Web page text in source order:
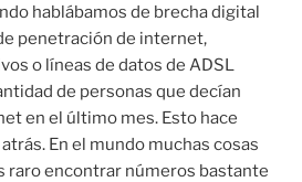
hablábamos de brecha digital
penetración de internet,
o líneas de datos de ADSL
de personas que decían
en el último mes. Esto hace
En el mundo muchas cosas
raro encontrar números bastante